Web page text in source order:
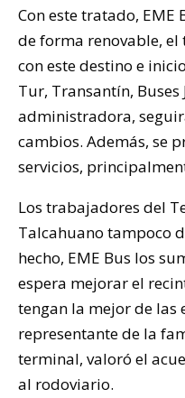
Con este tratado, EME
de forma renovable, el
con este destino e
Tur, Transantín,
administradora,
cambios. Además, se
servicios,
Los trabajadores del
Talcahuano tampoco
hecho, EME Bus los
espera mejorar el
tengan la mejor de las
representante de la
terminal, valoró el
al rodoviario.